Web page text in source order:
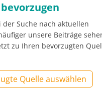
der Suche nach aktuellen
unsere Beiträge
zu Ihren bevorzugten
Quelle auswählen